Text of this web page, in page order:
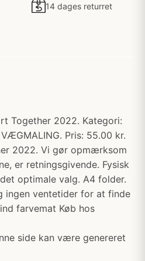
14 dages returret
Together 2022. Kategori:
Pris: 55.00 kr.
2022. Vi gør opmærksom
er retningsgivende. Fysisk
optimale valg. A4 folder.
ingen ventetider for at finde
farvemat Køb hos
side kan være genereret